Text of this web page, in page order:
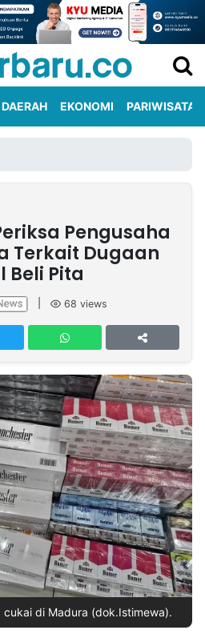
DAERAH EKONOMI PARIWISATA
Pengusaha
Terkait Dugaan
Beli Pita
68 views
di Madura (dok.Istimewa).